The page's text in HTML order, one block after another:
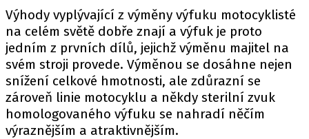
ZE SVĚTA
MOTORSPORT
PIT LANE
ČEŠI V AKCI
FIA CEZ & POHÁRY
MEZINÁRODNÍ SCÉNA
Výhody vyplývající z výměny výfuku motocyklisté
na celém světě dobře znají a výfuk je proto
jedním z prvních dílů, jejichž výměnu majitel na
svém stroji provede. Výměnou se dosáhne nejen
snížení celkové hmotnosti, ale zdůrazní se
zároveň linie motocyklu a někdy sterilní zvuk
homologovaného výfuku se nahradí něčím
výraznějším a atraktivnějším.